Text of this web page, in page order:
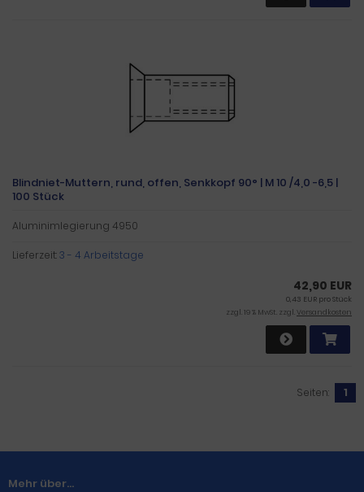
Blindniet-Muttern, rund, offen, Senkkopf 90° | M 10 /4,0 -6,5 |
100 Stück
Aluminimlegierung 4950
Lieferzeit:3 - 4 Arbeitstage
42,90 EUR
0,43 EUR pro Stück
zzgl. 19 % MwSt. zzgl.Versandkosten
Seiten: 1
Mehr über...